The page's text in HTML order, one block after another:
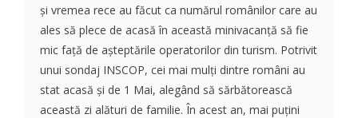
și vremea rece au făcut ca numărul românilor care au
ales să plece de acasă în această minivacanță să fie
mic față de așteptările operatorilor din turism. Potrivit
unui sondaj INSCOP, cei mai mulți dintre români au
stat acasă și de 1 Mai, alegând să sărbătorească
această zi alături de familie. În acest an, mai puțini